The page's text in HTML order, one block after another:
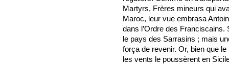
Martyrs, Frères mineurs qui
Maroc, leur vue embrasa
dans l’Ordre des Franciscains.
le pays des Sarrasins ; mais
força de revenir. Or, bien que
les vents le poussèrent en